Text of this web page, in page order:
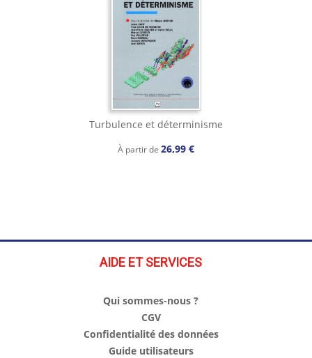
Turbulence et déterminisme
À partir de 26,99 €
AIDE ET SERVICES
Qui sommes-nous ?
CGV
Confidentialité des données
Guide utilisateurs